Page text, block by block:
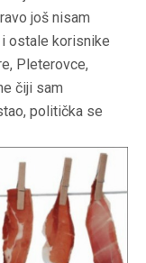
još nisam
ostale korisnike
Pleterovce,
čiji sam
politička se